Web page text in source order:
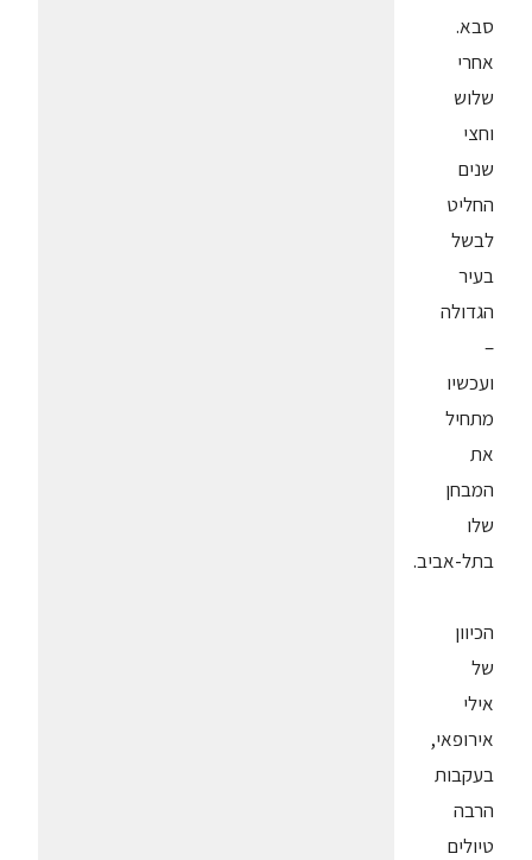
סבא.
אחרי
שלוש
וחצי
שנים
החליט
לבשל
בעיר
הגדולה
–
ועכשיו
מתחיל
את
המבחן
שלו
בתל-אביב.
הכיוון
של
אילי
אירופאי,
בעקבות
הרבה
טיולים